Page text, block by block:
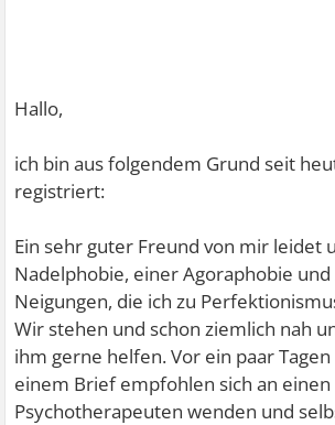
Hallo,
ich bin aus folgendem Grund seit
registriert:
Ein sehr guter Freund von mir leidet
Nadelphobie, einer Agoraphobie
Neigungen, die ich zu
Wir stehen und schon ziemlich nah
ihm gerne helfen. Vor ein paar
einem Brief empfohlen sich an einen
Psychotherapeuten wenden und